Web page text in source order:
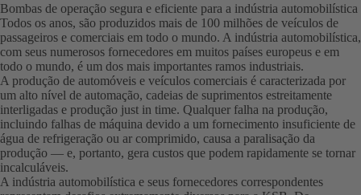
Bombas de operação segura e eficiente para a indústria automobilística
Todos os anos, são produzidos mais de 100 milhões de veículos de
passageiros e comerciais em todo o mundo. A indústria automobilística,
com seus numerosos fornecedores em muitos países europeus e em
todo o mundo, é um dos mais importantes ramos industriais.
A produção de automóveis e veículos comerciais é caracterizada por
um alto nível de automação, cadeias de suprimentos estreitamente
interligadas e produção just in time. Qualquer falha na produção,
incluindo falhas de máquina devido a um fornecimento insuficiente de
água de refrigeração ou ar comprimido, causa a paralisação da
produção — e, portanto, gera custos que podem rapidamente se tornar
incalculáveis.
A indústria automobilística e seus fornecedores correspondentes